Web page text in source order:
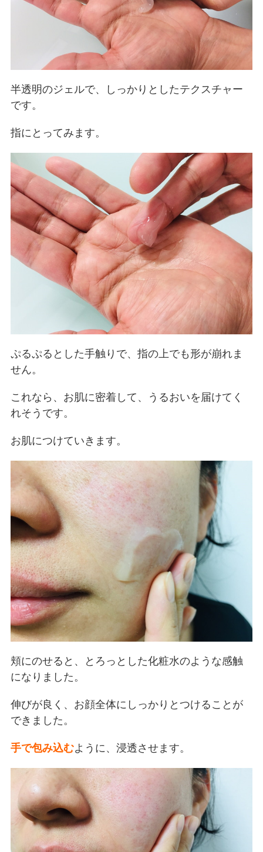
半透明のジェルで、しっかりとしたテクスチャー
です。
指にとってみます。
ぷるぷるとした手触りで、指の上でも形が崩れま
せん。
これなら、お肌に密着して、うるおいを届けてく
れそうです。
お肌につけていきます。
頬にのせると、とろっとした化粧水のような感触
になりました。
伸びが良く、お顔全体にしっかりとつけることが
できました。
手で包み込むように、浸透させます。